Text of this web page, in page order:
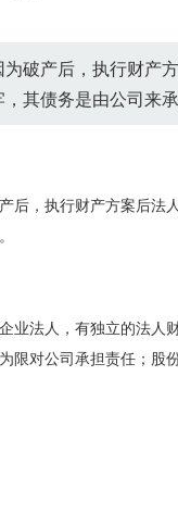
破产后，执行财产
其债务是由公司来承
后，执行财产方案后
业法人，有独立的法
限对公司承担责任；股